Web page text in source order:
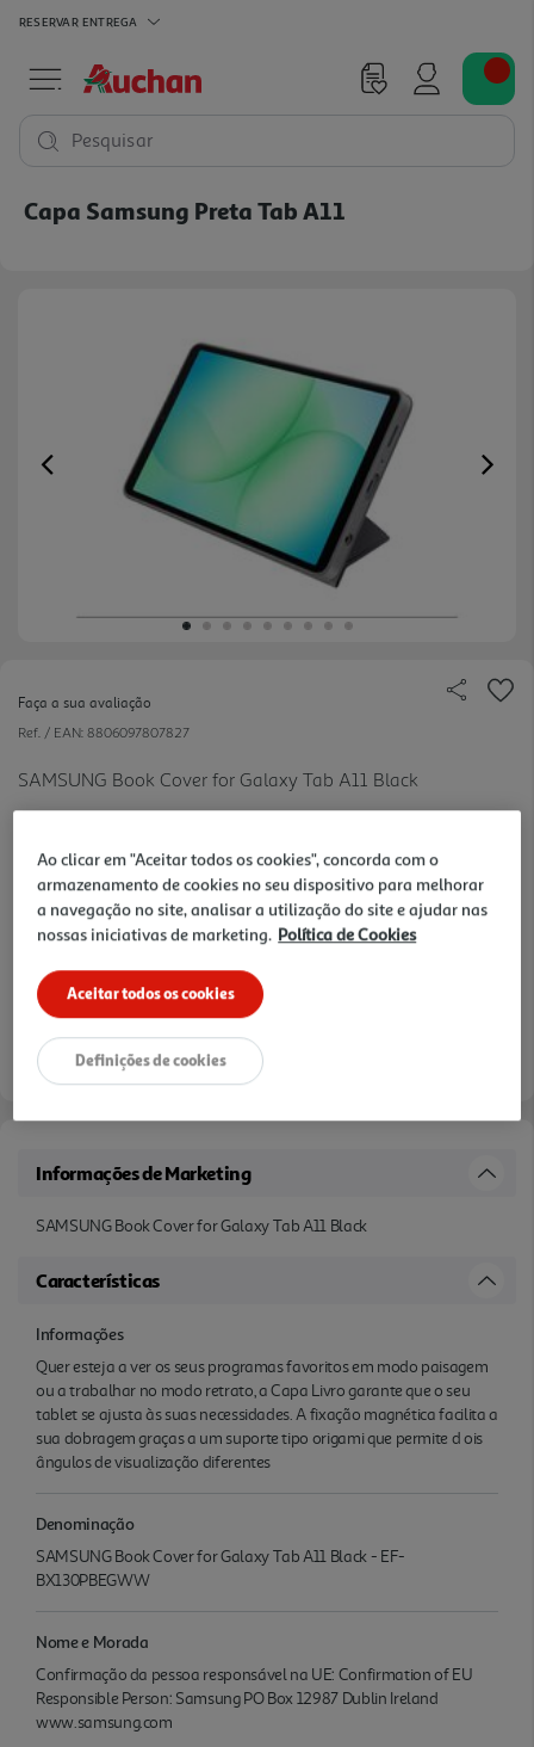
RESERVAR ENTREGA
Pesquisar
Capa Samsung Preta Tab A11
Previous
Faça a sua avaliação
Ref. / EAN: 8806097807827
SAMSUNG Book Cover for Galaxy Tab A11 Black
49,99 €
Entrega estimada entre 14/08/2026 e 17/08/2026
Informações de Marketing
SAMSUNG Book Cover for Galaxy Tab A11 Black
Características
Informações
Quer esteja a ver os seus programas favoritos em modo paisagem
ou a trabalhar no modo retrato, a Capa Livro garante que o seu
tablet se ajusta às suas necessidades. A fixação magnética facilita a
sua dobragem graças a um suporte tipo origami que permite d ois
ângulos de visualização diferentes
Denominação
SAMSUNG Book Cover for Galaxy Tab A11 Black - EF-
BX130PBEGWW
Nome e Morada
Confirmação da pessoa responsável na UE: Confirmation of EU
Responsible Person: Samsung PO Box 12987 Dublin Ireland
www.samsung.com
Ao clicar em "Aceitar todos os cookies", concorda com o
armazenamento de cookies no seu dispositivo para melhorar
a navegação no site, analisar a utilização do site e ajudar nas
nossas iniciativas de marketing. Política de Cookies
Aceitar todos os cookies
Definições de cookies